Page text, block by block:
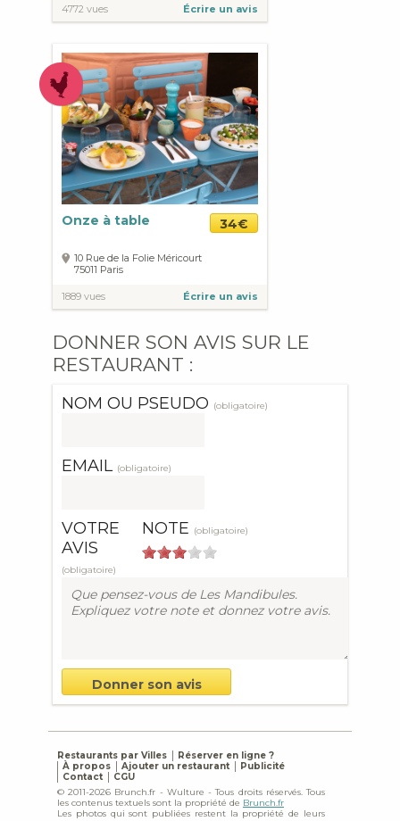
4772 vues Écrire un avis
Onze à table 34€
10 Rue de la Folie Méricourt
75011 Paris
1889 vues Écrire un avis
DONNER SON AVIS SUR LE
RESTAURANT :
NOM OU PSEUDO (obligatoire)
EMAIL (obligatoire)
NOTE (obligatoire)
VOTRE
AVIS
(obligatoire)
Restaurants par Villes
Réserver en ligne ?
À propos
Ajouter un restaurant
Publicité
Contact
CGU
© 2011-2026 Brunch.fr - Wulture - Tous droits réservés. Tous
les contenus textuels sont la propriété de Brunch.fr
Les photos qui sont publiées restent la propriété de leurs